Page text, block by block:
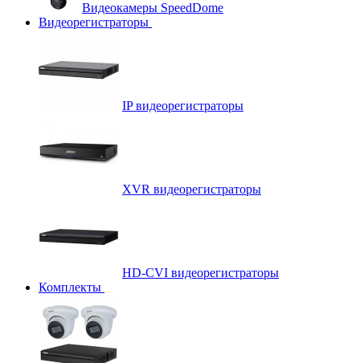
Видеокамеры SpeedDome
Видеорегистраторы
IP видеорегистраторы
XVR видеорегистраторы
HD-CVI видеорегистраторы
Комплекты